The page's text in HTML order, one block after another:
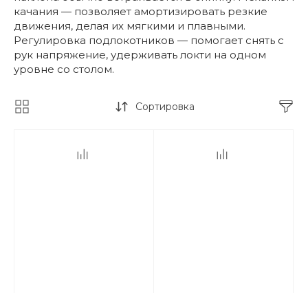
качания — позволяет амортизировать резкие
движения, делая их мягкими и плавными.
Регулировка подлокотников — помогает снять с
рук напряжение, удерживать локти на одном
уровне со столом.
Сортировка